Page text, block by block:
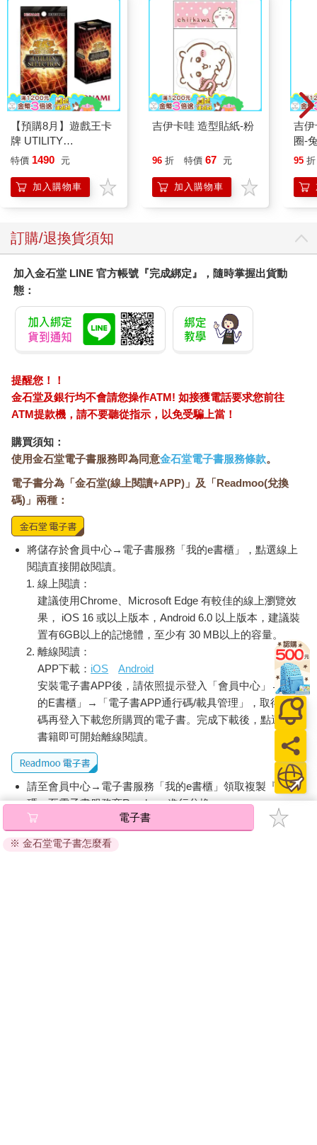
【預購8月】遊戲王卡
牌 UTILITY
SELECTION UT-01 補
日文版（一盒）
特價 1490 元
加入購物車
吉伊卡哇 造型貼紙-粉
96 折 特價 67 元
加入購物車
吉伊卡哇
圈-
95 折
訂購/退換貨須知
加入金石堂 LINE 官方帳號『完成綁定』，隨時掌握出貨動
態：
提醒您！！
金石堂及銀行均不會請您操作ATM! 如接獲電話要求您前往
ATM提款機，請不要聽從指示，以免受騙上當！
購買須知：
使用金石堂電子書服務即為同意金石堂電子書服務條款。
電子書分為「金石堂(線上閱讀+APP)」及「Readmoo(兌換
碼)」兩種：
將儲存於會員中心→電子書服務「我的e書櫃」，點選線上
閱讀直接開啟閱讀。
線上閱讀：
建議使用Chrome、Microsoft Edge 有較佳的線上瀏覽效
果， iOS 16 或以上版本，Android 6.0 以上版本，建議裝
置有6GB以上的記憶體，至少有 30 MB以上的容量。
離線閱讀：
APP下載： iOS
Android
安裝電子書APP後，請依照提示登入「會員中心」→「我
的E書櫃」→「電子書APP通行碼/載具管理」，取得通行
碼再登入下載您所購買的電子書。完成下載後，點選任一
書籍即可開始離線閱讀。
請至會員中心→電子書服務「我的e書櫃」領取複製『兌換
碼』至電子書服務商Readmoo進行兌換。
退換貨須知：
因版權保護，您在金石堂所購買的電子書僅能以金石堂專屬
電子書
※ 金石堂電子書怎麼看